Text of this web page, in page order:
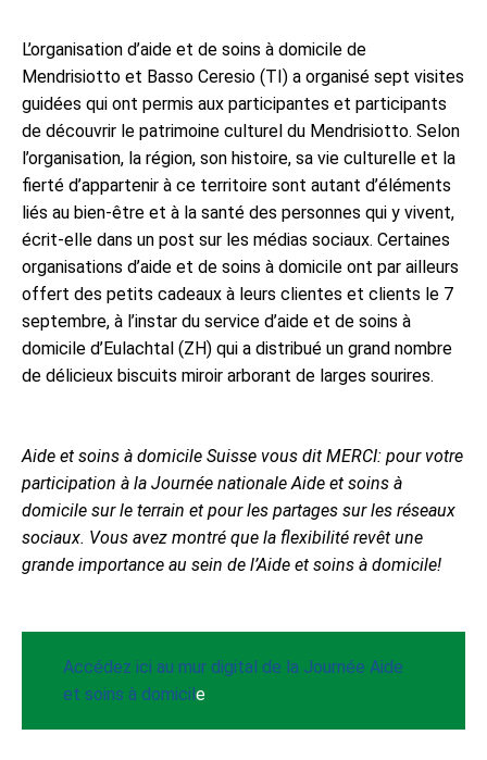
L’organisation d’aide et de soins à domicile de
Mendrisiotto et Basso Ceresio (TI) a organisé sept visites
guidées qui ont permis aux participantes et participants
de découvrir le patrimoine culturel du Mendrisiotto. Selon
l’organisation, la région, son histoire, sa vie culturelle et la
fierté d’appartenir à ce territoire sont autant d’éléments
liés au bien-être et à la santé des personnes qui y vivent,
écrit-elle dans un post sur les médias sociaux. Certaines
organisations d’aide et de soins à domicile ont par ailleurs
offert des petits cadeaux à leurs clientes et clients le 7
septembre, à l’instar du service d’aide et de soins à
domicile d’Eulachtal (ZH) qui a distribué un grand nombre
de délicieux biscuits miroir arborant de larges sourires.
Aide et soins à domicile Suisse vous dit MERCI: pour votre
participation à la Journée nationale Aide et soins à
domicile sur le terrain et pour les partages sur les réseaux
sociaux. Vous avez montré que la flexibilité revêt une
grande importance au sein de l’Aide et soins à domicile!
Accédez ici au mur digital de la Journée Aide
et soins à domicile